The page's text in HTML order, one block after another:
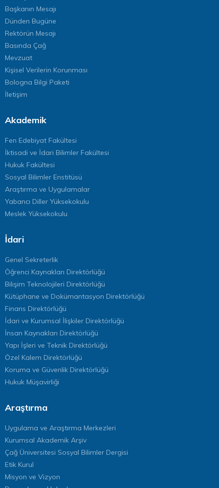
Başkanın Mesajı
Dünden Bugüne
Rektörün Mesajı
Basında Çağ
Mevzuat
Kişisel Verilerin Korunması
Bologna Bilgi Paketi
İletişim
Akademik
Fen Edebiyat Fakültesi
İktisadi ve İdari Bilimler Fakültesi
Hukuk Fakültesi
Sosyal Bilimler Enstitüsü
Araştırma ve Uygulamalar
Yabancı Diller Yüksekokulu
Meslek Yüksekokulu
İdari
Genel Sekreterlik
Öğrenci Kaynakları Direktörlüğü
Bilişim Teknolojileri Direktörlüğü
Kütüphane ve Dokümantasyon Direktörlüğü
Finans Direktörlüğü
İdari ve Kurumsal İlişkiler Direktörlüğü
İnsan Kaynakları Direktörlüğü
Yapı İşleri ve Teknik Direktörlüğü
Özel Kalem Direktörlüğü
Koruma ve Güvenlik Direktörlüğü
Hukuk Müşavirliği
Araştırma
Uygulama ve Araştırma Merkezleri
Kurumsal Akademik Arşiv
Çağ Üniversitesi Sosyal Bilimler Dergisi
Etik Kurul
Misyon ve Vizyon